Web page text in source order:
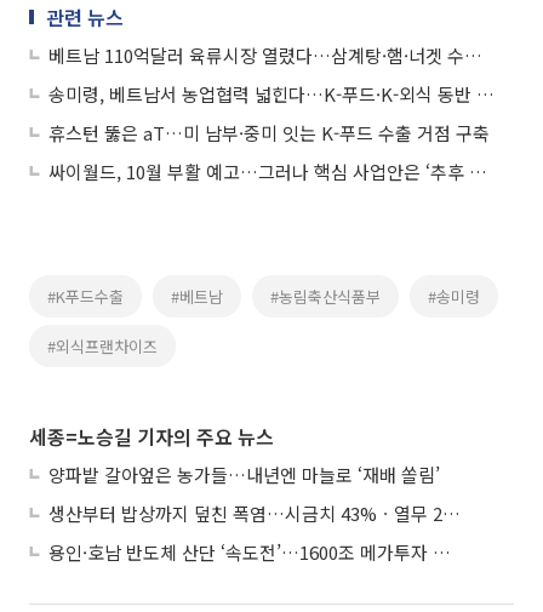
관련 뉴스
베트남 110억달러 육류시장 열렸다…삼계탕·햄·너겟 수출길 뚫어
송미령, 베트남서 농업협력 넓힌다…K-푸드·K-외식 동반 확장 모색
휴스턴 뚫은 aT…미 남부·중미 잇는 K-푸드 수출 거점 구축
싸이월드, 10월 부활 예고…그러나 핵심 사업안은 ‘추후 공개’
#K푸드수출 #베트남 #농림축산식품부 #송미령
#외식프랜차이즈
세종=노승길 기자의 주요 뉴스
양파밭 갈아엎은 농가들…내년엔 마늘로 ‘재배 쏠림’
생산부터 밥상까지 덮친 폭염…시금치 43%ㆍ열무 28% 급등
용인·호남 반도체 산단 ‘속도전’…1600조 메가투자 이행 총력